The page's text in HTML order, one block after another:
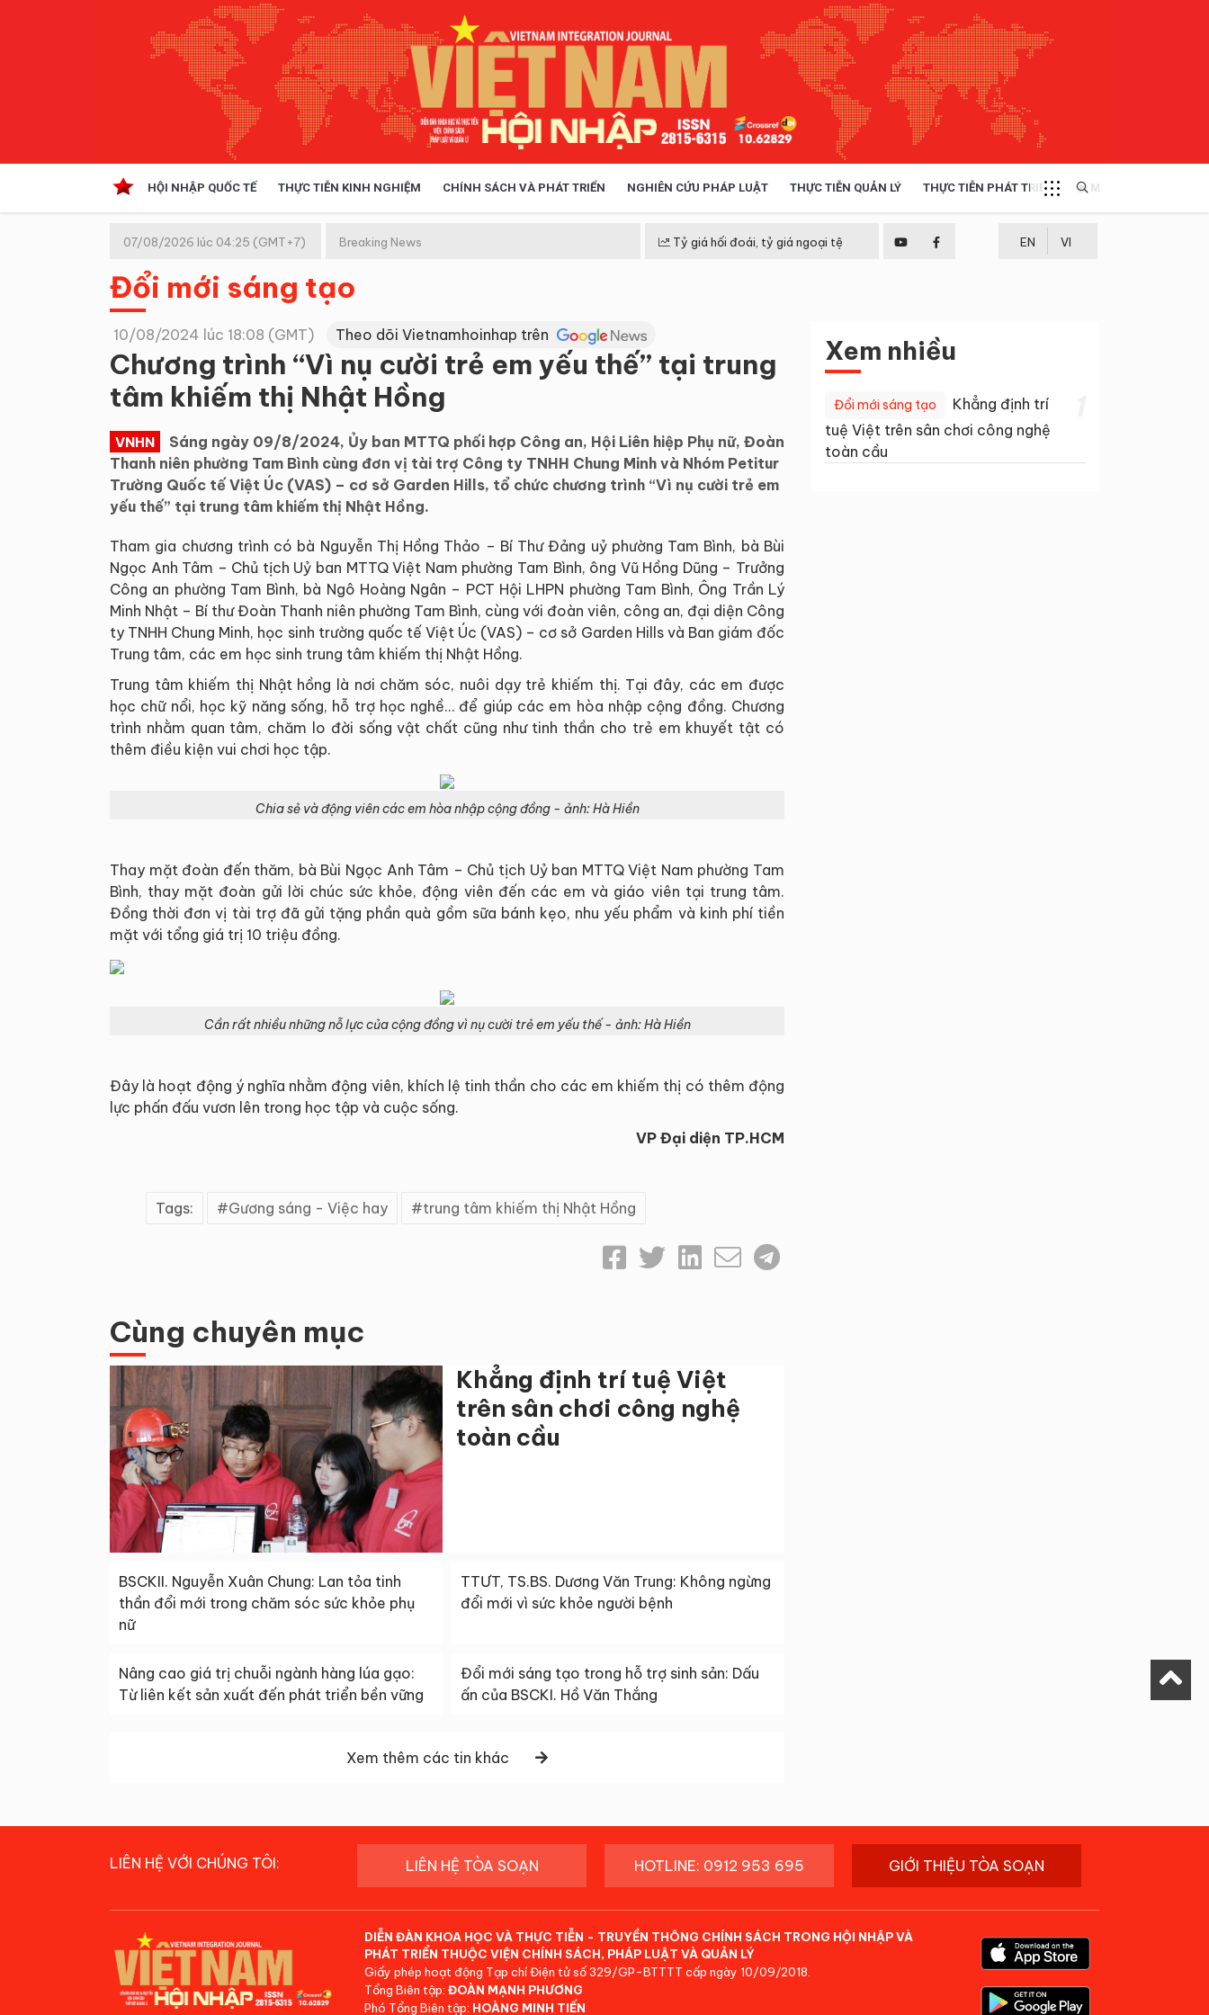
HỘI NHẬP QUỐC TẾ THỰC TIỄN KINH NGHIỆM CHÍNH SÁCH VÀ PHÁT TRIỂN NGHIÊN CỨU PHÁP LUẬT THỰC TIỄN QUẢN LÝ THỰC TIỄN PHÁT TRIỂN MULTIMEDIA
Kinh tế hội nhập
Doanh nghiệp
07/08/2026 lúc 04:25 (GMT+7) Breaking News Tỷ giá hối đoái, tỷ giá ngoại tệ EN VI
Đổi mới sáng tạo
10/08/2024 lúc 18:08 (GMT) Theo dõi Vietnamhoinhap trên
Chương trình “Vì nụ cười trẻ em yếu thế” tại trung
tâm khiếm thị Nhật Hồng
VNHN
Sáng ngày 09/8/2024, Ủy ban MTTQ phối hợp Công an, Hội Liên hiệp Phụ nữ, Đoàn
Thanh niên phường Tam Bình cùng đơn vị tài trợ Công ty TNHH Chung Minh và Nhóm Petitur
Trường Quốc tế Việt Úc (VAS) – cơ sở Garden Hills, tổ chức chương trình “Vì nụ cười trẻ em
yếu thế” tại trung tâm khiếm thị Nhật Hồng.
Tham gia chương trình có bà Nguyễn Thị Hồng Thảo – Bí Thư Đảng uỷ phường Tam Bình, bà Bùi
Ngọc Anh Tâm – Chủ tịch Uỷ ban MTTQ Việt Nam phường Tam Bình, ông Vũ Hồng Dũng – Trưởng
Công an phường Tam Bình, bà Ngô Hoàng Ngân – PCT Hội LHPN phường Tam Bình, Ông Trần Lý
Minh Nhật – Bí thư Đoàn Thanh niên phường Tam Bình, cùng với đoàn viên, công an, đại diện Công
ty TNHH Chung Minh, học sinh trường quốc tế Việt Úc (VAS) – cơ sở Garden Hills và Ban giám đốc
Trung tâm, các em học sinh trung tâm khiếm thị Nhật Hồng.
Trung tâm khiếm thị Nhật hồng là nơi chăm sóc, nuôi dạy trẻ khiếm thị. Tại đây, các em được
học chữ nổi, học kỹ năng sống, hỗ trợ học nghề… để giúp các em hòa nhập cộng đồng. Chương
trình nhằm quan tâm, chăm lo đời sống vật chất cũng như tinh thần cho trẻ em khuyết tật có
thêm điều kiện vui chơi học tập.
Chia sẻ và động viên các em hòa nhập cộng đồng - ảnh: Hà Hiền
Thay mặt đoàn đến thăm, bà Bùi Ngọc Anh Tâm – Chủ tịch Uỷ ban MTTQ Việt Nam phường Tam
Bình, thay mặt đoàn gửi lời chúc sức khỏe, động viên đến các em và giáo viên tại trung tâm.
Đồng thời đơn vị tài trợ đã gửi tặng phần quà gồm sữa bánh kẹo, nhu yếu phẩm và kinh phí tiền
mặt với tổng giá trị 10 triệu đồng.
Cần rất nhiều những nỗ lực của cộng đồng vì nụ cười trẻ em yếu thế - ảnh: Hà Hiền
Đây là hoạt động ý nghĩa nhằm động viên, khích lệ tinh thần cho các em khiếm thị có thêm động
lực phấn đấu vươn lên trong học tập và cuộc sống.
VP Đại diện TP.HCM
Tags: Gương sáng - Việc hay trung tâm khiếm thị Nhật Hồng
Cùng chuyên mục
Khẳng định trí tuệ Việt
trên sân chơi công nghệ
toàn cầu
BSCKII. Nguyễn Xuân Chung: Lan tỏa tinh
thần đổi mới trong chăm sóc sức khỏe phụ
nữ
TTƯT, TS.BS. Dương Văn Trung: Không ngừng
đổi mới vì sức khỏe người bệnh
Nâng cao giá trị chuỗi ngành hàng lúa gạo:
Từ liên kết sản xuất đến phát triển bền vững
Đổi mới sáng tạo trong hỗ trợ sinh sản: Dấu
ấn của BSCKI. Hồ Văn Thắng
Xem thêm các tin khác
Xem nhiều
Đổi mới sáng tạo
Khẳng định trí
tuệ Việt trên sân chơi công nghệ
toàn cầu
LIÊN HỆ VỚI CHÚNG TÔI: LIÊN HỆ TÒA SOẠN HOTLINE: 0912 953 695 GIỚI THIỆU TÒA SOẠN
DIỄN ĐÀN KHOA HỌC VÀ THỰC TIỄN - TRUYỀN THÔNG CHÍNH SÁCH TRONG HỘI NHẬP VÀ
PHÁT TRIỂN THUỘC VIỆN CHÍNH SÁCH, PHÁP LUẬT VÀ QUẢN LÝ
Giấy phép hoạt động Tạp chí Điện tử số 329/GP-BTTTT cấp ngày 10/09/2018.
Tổng Biên tập: ĐOÀN MẠNH PHƯƠNG
Phó Tổng Biên tập: HOÀNG MINH TIẾN